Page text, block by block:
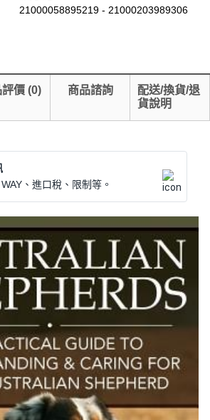
21000058895219 - 21000203989306
評價 (0) 商品諮詢
配送/換貨/退
貨說明
、進口稅、限制等。